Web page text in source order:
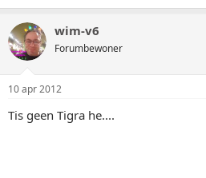
wim-v6
Forumbewoner
10 apr 2012
Tis geen Tigra he....